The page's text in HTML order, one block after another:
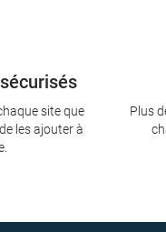
site que
les ajouter à
Plus